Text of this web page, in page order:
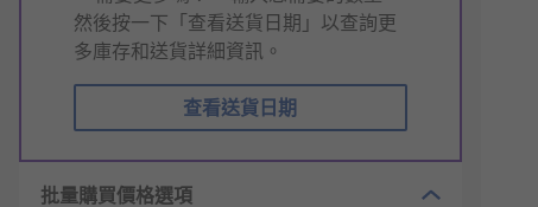
然後按一下「查看送貨日期」以查詢更
多庫存和送貨詳細資訊。
查看送貨日期
批量購買價格選項